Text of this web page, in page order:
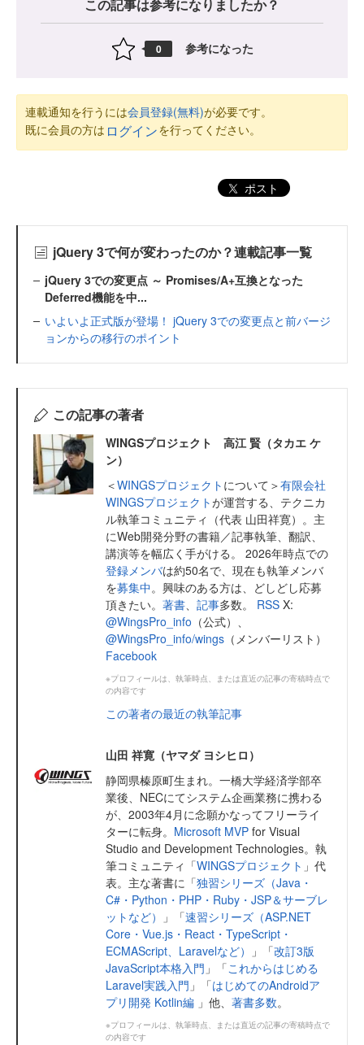
この記事は参考になりましたか？
0 参考になった
連載通知を行うには会員登録(無料)が必要です。
既に会員の方は ログインを行ってください。
ポスト
jQuery 3で何が変わったのか？連載記事一覧
jQuery 3での変更点 ～ Promises/A+互換となった
Deferred機能を中...
いよいよ正式版が登場！ jQuery 3での変更点と前バージ
ョンからの移行のポイント
この記事の著者
WINGSプロジェクト 高江 賢（タカエ ケ
ン）
＜WINGSプロジェクト について＞有限会社
WINGSプロジェクトが運営する、テクニカ
ル執筆コミュニティ（代表 山田祥寛）。主
にWeb開発分野の書籍／記事執筆、翻訳、
講演等を幅広く手がける。 2026年時点での
登録メンバは約50名で、現在も執筆メンバ
を募集中。興味のある方は、どしどし応募
頂きたい。 著書、 記事多数。 RSS X:
@WingsPro_info （公式）、
@WingsPro_info/wings （メンバーリスト）
Facebook
※プロフィールは、執筆時点、または直近の記事の寄稿時点で
の内容です
この著者の最近の執筆記事
山田 祥寛（ヤマダ ヨシヒロ）
静岡県榛原町生まれ。一橋大学経済学部卒
業後、NECにてシステム企画業務に携わる
が、2003年4月に念願かなってフリーライ
ターに転身。 Microsoft MVP for Visual
Studio and Development Technologies。執
筆コミュニティ「WINGSプロジェクト 」代
表。主な著書に「独習シリーズ（Java・
C#・Python・PHP・Ruby・JSP＆サーブレ
ットなど）
」「速習シリーズ（ASP.NET
Core・Vue.js・React・TypeScript・
ECMAScript、Laravelなど）
」「改訂3版
JavaScript本格入門 」「これからはじめる
Laravel実践入門 」「はじめてのAndroidア
プリ開発 Kotlin編 」他、 著書多数。
※プロフィールは、執筆時点、または直近の記事の寄稿時点で
の内容です